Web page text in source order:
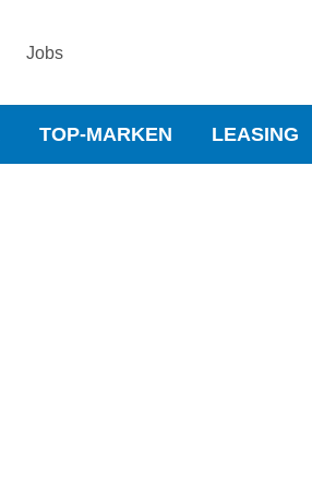
Jobs
TOP-MARKEN LEASING